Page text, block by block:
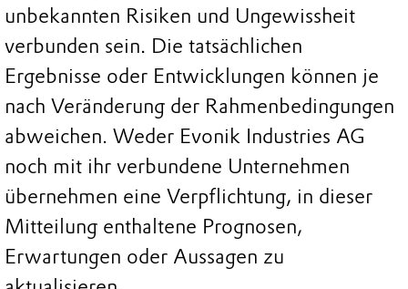
unbekannten Risiken und Ungewissheit
verbunden sein. Die tatsächlichen
Ergebnisse oder Entwicklungen können je
nach Veränderung der Rahmenbedingungen
abweichen. Weder Evonik Industries AG
noch mit ihr verbundene Unternehmen
übernehmen eine Verpflichtung, in dieser
Mitteilung enthaltene Prognosen,
Erwartungen oder Aussagen zu